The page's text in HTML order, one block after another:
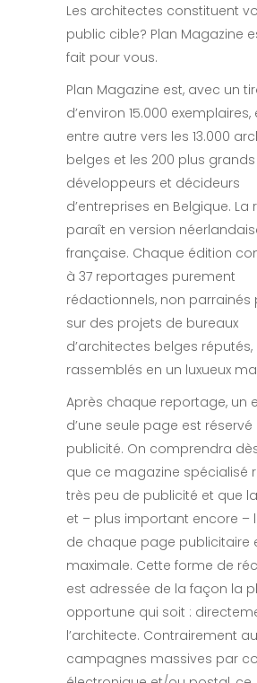
Les architectes constituent
public cible? Plan Magazine
fait pour vous.
Plan Magazine est, avec un
d’environ 15.000
entre autre vers les 13.000
belges et les 200 plus grands
développeurs et décideurs
d’entreprises en Belgique. La
paraît en version
française. Chaque édition
à 37 reportages purement
rédactionnels, non parrainés
sur des projets de bureaux
d’architectes belges réputés,
rassemblés en un luxueux
Après chaque reportage, un
d’une seule page est réservé
publicité. On comprendra
que ce magazine spécialisé
très peu de publicité et que
et – plus important encore –
de chaque page publicitaire
maximale. Cette forme de
est adressée de la façon la
opportune qui soit :
l’architecte. Contrairement
campagnes massives par